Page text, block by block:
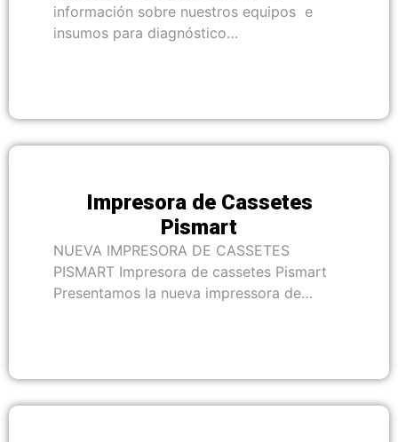
información sobre nuestros equipos e
insumos para diagnóstico…
Impresora de Cassetes
Pismart
NUEVA IMPRESORA DE CASSETES
PISMART Impresora de cassetes Pismart
Presentamos la nueva impressora de…